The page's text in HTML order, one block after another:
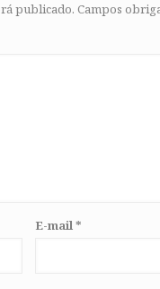
publicado. Campos
E-mail*